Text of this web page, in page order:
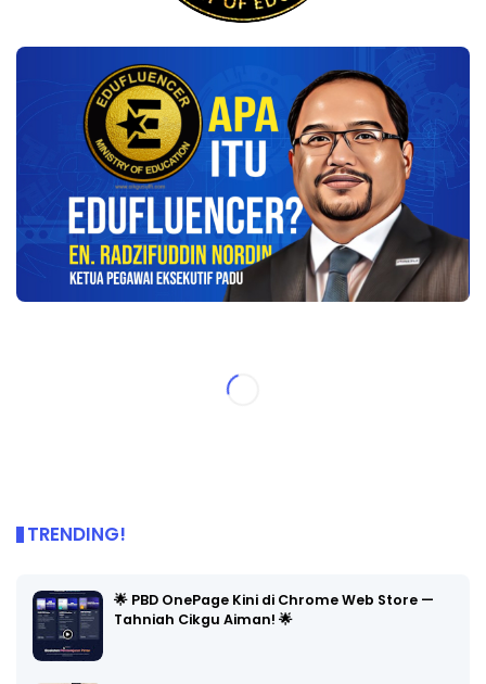
TRENDING!
🌟 PBD OnePage Kini di Chrome Web Store —
Tahniah Cikgu Aiman! 🌟